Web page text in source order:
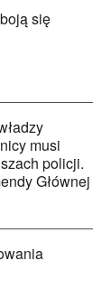
się
musi
policji.
Głównej